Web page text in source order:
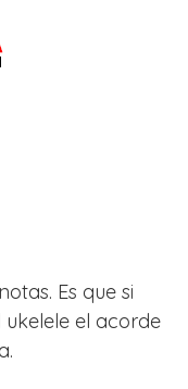
Es que si
el acorde